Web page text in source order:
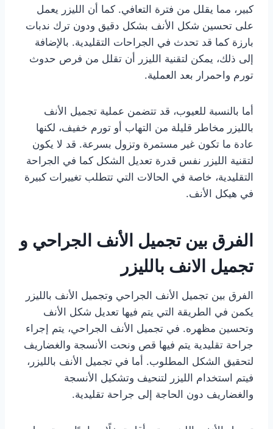
كبير، مما يقلل من فترة التعافي. كما أن الليزر يعمل
على تحسين شكل الأنف بشكل دقيق ودون ترك ندبات
بارزة كما قد تحدث في الجراحات التقليدية. بالإضافة
إلى ذلك، يمكن لتقنية الليزر أن تقلل من فرص حدوث
تورم واحمرار بعد العملية.
أما بالنسبة للعيوب، قد تتضمن عملية تجميل الأنف
بالليزر مخاطر قليلة من التهاب أو تورم خفيف، لكنها
عادة ما تكون غير مستمرة وتزول بسرعة. قد لا يكون
لتقنية الليزر نفس قدرة تعديل الشكل كما في الجراحة
التقليدية، خاصة في الحالات التي تتطلب تغييرات كبيرة
في هيكل الأنف.
الفرق بين تجميل الأنف الجراحي و
تجميل الانف بالليزر
الفرق بين تجميل الأنف الجراحي وتجميل الأنف بالليزر
يكمن في الطريقة التي يتم فيها تعديل شكل الأنف
وتحسين مظهره. في تجميل الأنف الجراحي، يتم إجراء
جراحة تقليدية يتم فيها قص ونحت الأنسجة والغضاريف
لتحقيق الشكل المطلوب. أما في تجميل الأنف بالليزر،
فيتم استخدام الليزر لتنحيف وتشكيل الأنسجة
والغضاريف دون الحاجة إلى جراحة تقليدية.